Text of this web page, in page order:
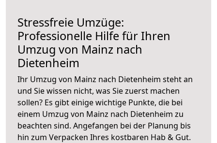
Stressfreie Umzüge:
Professionelle Hilfe für Ihren
Umzug von Mainz nach
Dietenheim
Ihr Umzug von Mainz nach Dietenheim steht an
und Sie wissen nicht, was Sie zuerst machen
sollen? Es gibt einige wichtige Punkte, die bei
einem Umzug von Mainz nach Dietenheim zu
beachten sind. Angefangen bei der Planung bis
hin zum Verpacken Ihres kostbaren Hab & Gut.